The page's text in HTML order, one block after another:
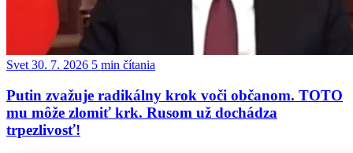
Svet 30. 7. 2026 5 min čítania
Putin zvažuje radikálny krok voči občanom. TOTO
mu môže zlomiť krk. Rusom už dochádza
trpezlivosť!